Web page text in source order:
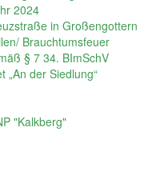
2024
in Großengottern
Brauchtumsfeuer
§ 7 34. BImSchV
„An der Siedlung“
"Kalkberg"